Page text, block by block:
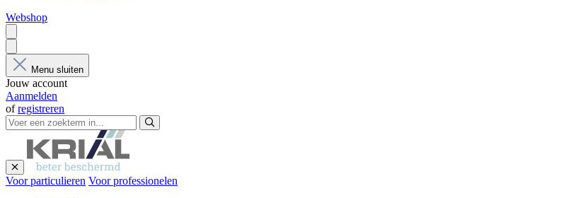
Webshop
Menu sluiten
Jouw account
Aanmelden
ofregistreren
Voor particulieren Voor professionelen